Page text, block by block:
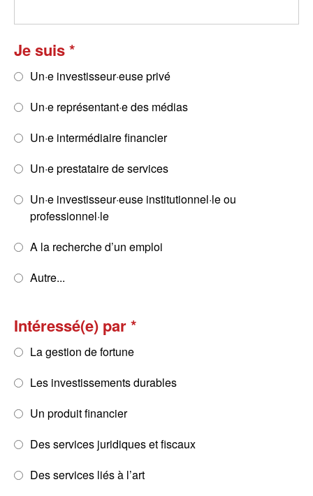
Je suis
Un·e investisseur·euse privé
Un·e représentant·e des médias
Un·e intermédiaire financier
Un·e prestataire de services
Un·e investisseur·euse institutionnel·le ou
professionnel·le
A la recherche d’un emploi
Autre...
Intéressé(e) par
La gestion de fortune
Les investissements durables
Un produit financier
Des services juridiques et fiscaux
Des services liés à l’art